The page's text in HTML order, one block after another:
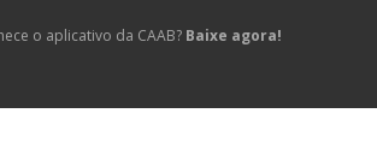
o aplicativo da CAAB? Baixe agora!